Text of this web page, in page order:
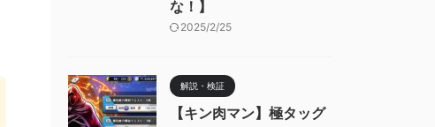
な！】
2025/2/25
解説・検証
【キン肉マン】極タッグ